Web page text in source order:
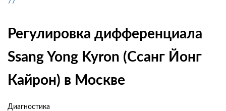
77
Регулировка дифференциала
Ssang Yong Kyron (Ссанг Йонг
Кайрон) в Москве
Диагностика